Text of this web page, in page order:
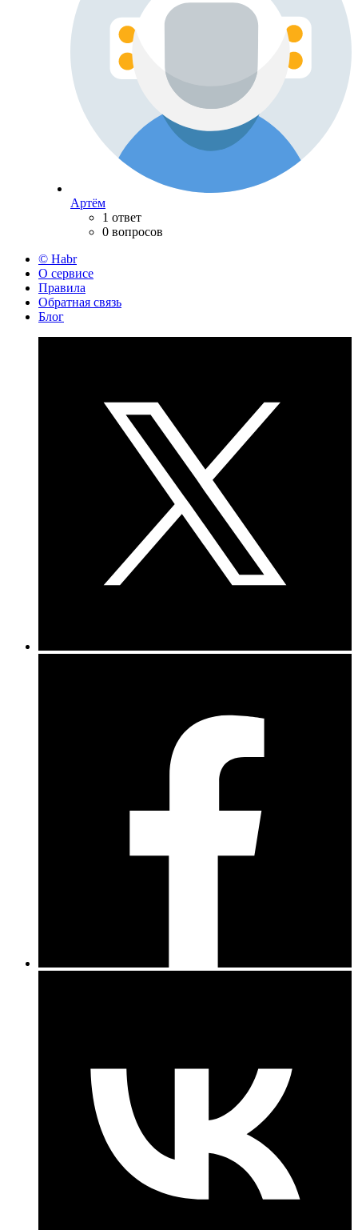
Артём
1 ответ
0 вопросов
© Habr
О сервисе
Правила
Обратная связь
Блог